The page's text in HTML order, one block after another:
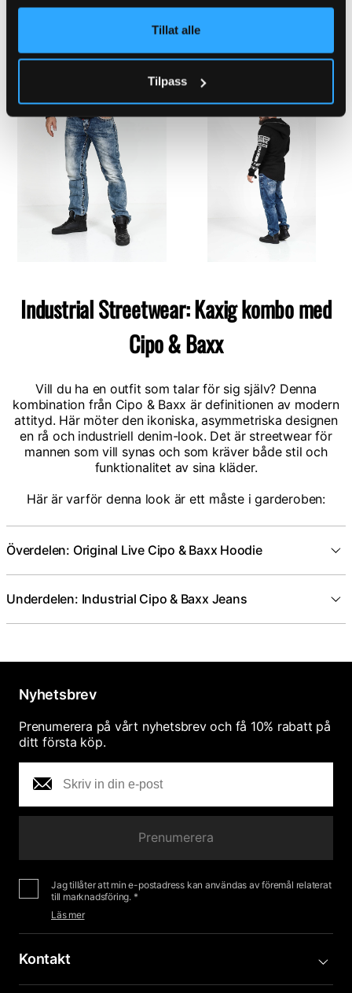
Tillat alle
Tilpass
Industrial Streetwear: Kaxig kombo med
Cipo & Baxx
Vill du ha en outfit som talar för sig själv? Denna
kombination från Cipo & Baxx är definitionen av modern
attityd. Här möter den ikoniska, asymmetriska designen
en rå och industriell denim-look. Det är streetwear för
mannen som vill synas och som kräver både stil och
funktionalitet av sina kläder.
Här är varför denna look är ett måste i garderoben:
Överdelen: Original Live Cipo & Baxx Hoodie
Underdelen: Industrial Cipo & Baxx Jeans
Nyhetsbrev
Prenumerera på vårt nyhetsbrev och få 10% rabatt på
ditt första köp.
Prenumerera
Jag tillåter att min e-postadress kan användas av föremål relaterat
till marknadsföring. *
Läs mer
Kontakt